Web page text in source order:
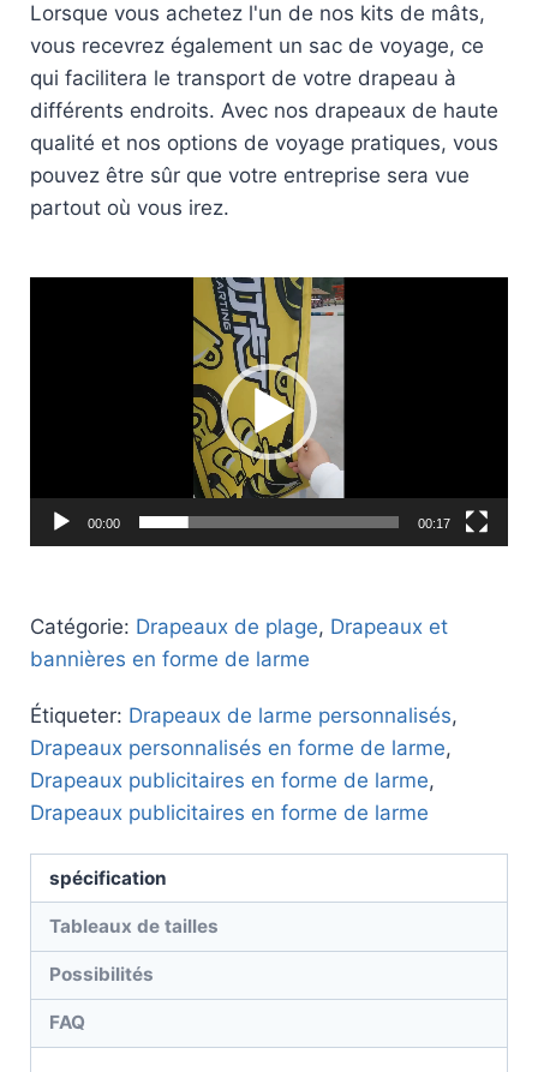
Lorsque vous achetez l'un de nos kits de mâts,
vous recevrez également un sac de voyage, ce
qui facilitera le transport de votre drapeau à
différents endroits. Avec nos drapeaux de haute
qualité et nos options de voyage pratiques, vous
pouvez être sûr que votre entreprise sera vue
partout où vous irez.
00:00 00:17
Catégorie: Drapeaux de plage, Drapeaux et
bannières en forme de larme
Étiqueter: Drapeaux de larme personnalisés,
Drapeaux personnalisés en forme de larme,
Drapeaux publicitaires en forme de larme,
Drapeaux publicitaires en forme de larme
spécification
Tableaux de tailles
Possibilités
FAQ